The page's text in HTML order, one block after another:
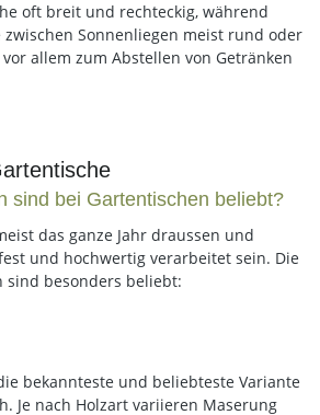
oft breit und rechteckig, während
Sonnenliegen meist rund oder
allem zum Abstellen von Getränken
sind bei Gartentischen beliebt?
das ganze Jahr draussen und
und hochwertig verarbeitet sein. Die
besonders beliebt:
bekannteste und beliebteste Variante
Je nach Holzart variieren Maserung